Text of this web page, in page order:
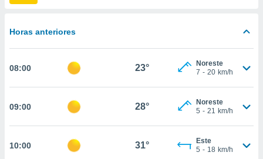
seguir
a la
CONFIGURACIÓN
Horas anteriores
08:00 23°
Noreste
7 - 20 km/h
09:00 28°
Noreste
5 - 21 km/h
10:00 31°
Este
5 - 18 km/h